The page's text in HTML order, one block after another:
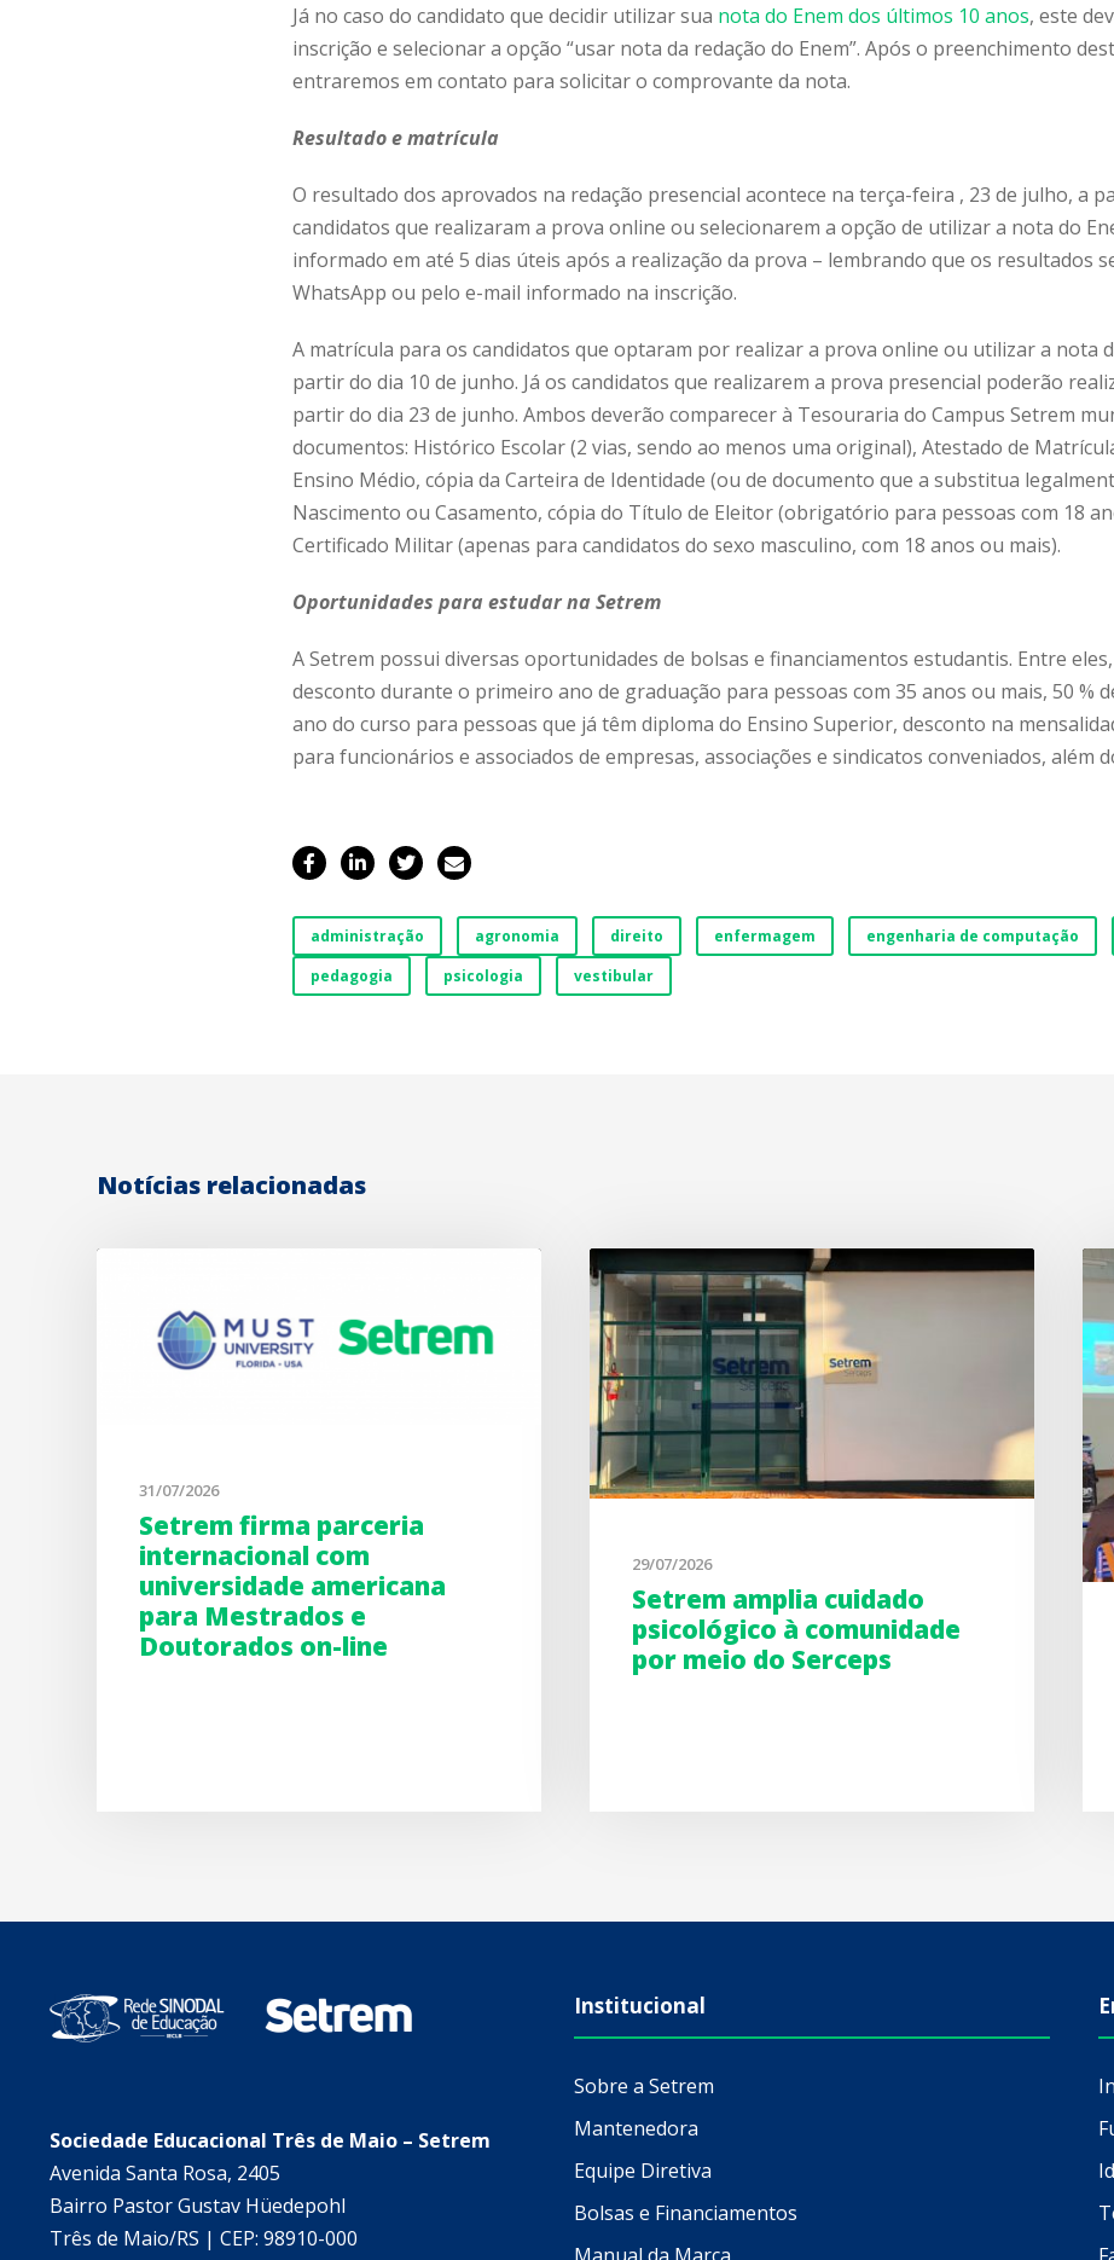
Já no caso do candidato que decidir utilizar sua nota do Enem dos últimos 10 anos, este
inscrição e selecionar a opção “usar nota da redação do Enem”. Após o preenchimento
entraremos em contato para solicitar o comprovante da nota.
Resultado e matrícula
O resultado dos aprovados na redação presencial acontece na terça-feira , 23 de julho, a
candidatos que realizaram a prova online ou selecionarem a opção de utilizar a nota do
informado em até 5 dias úteis após a realização da prova – lembrando que os resultados
WhatsApp ou pelo e-mail informado na inscrição.
A matrícula para os candidatos que optaram por realizar a prova online ou utilizar a nota
partir do dia 10 de junho. Já os candidatos que realizarem a prova presencial poderão
partir do dia 23 de junho. Ambos deverão comparecer à Tesouraria do Campus Setrem
documentos: Histórico Escolar (2 vias, sendo ao menos uma original), Atestado de
Ensino Médio, cópia da Carteira de Identidade (ou de documento que a substitua
Nascimento ou Casamento, cópia do Título de Eleitor (obrigatório para pessoas com 18
Certificado Militar (apenas para candidatos do sexo masculino, com 18 anos ou mais).
Oportunidades para estudar na Setrem
A Setrem possui diversas oportunidades de bolsas e financiamentos estudantis. Entre
desconto durante o primeiro ano de graduação para pessoas com 35 anos ou mais, 50 %
ano do curso para pessoas que já têm diploma do Ensino Superior, desconto na
para funcionários e associados de empresas, associações e sindicatos conveniados, além
administração agronomia direito enfermagem engenharia de computação
pedagogia
psicologia vestibular
Notícias relacionadas
31/07/2026
Setrem firma parceria
internacional com
universidade americana
para Mestrados e
Doutorados on-line
29/07/2026
Setrem amplia cuidado
psicológico à comunidade
por meio do Serceps
Sociedade Educacional Três de Maio – Setrem
Avenida Santa Rosa, 2405
Bairro Pastor Gustav Hüedepohl
Três de Maio/RS | CEP: 98910-000
Institucional
Sobre a Setrem
Mantenedora
Equipe Diretiva
Bolsas e Financiamentos